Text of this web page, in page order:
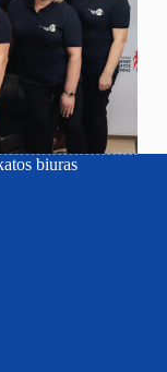
biuras